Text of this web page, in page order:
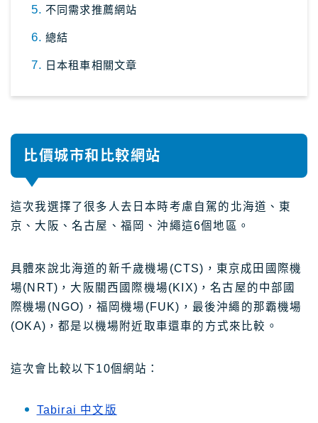
不同需求推薦網站
總結
日本租車相關文章
比價城市和比較網站
這次我選擇了很多人去日本時考慮自駕的北海道、東
京、大阪、名古屋、福岡、沖繩這6個地區。
具體來說北海道的新千歲機場(CTS)，東京成田國際機
場(NRT)，大阪關西國際機場(KIX)，名古屋的中部國
際機場(NGO)，福岡機場(FUK)，最後沖繩的那霸機場
(OKA)，都是以機場附近取車還車的方式來比較。
這次會比較以下10個網站：
Tabirai 中文版